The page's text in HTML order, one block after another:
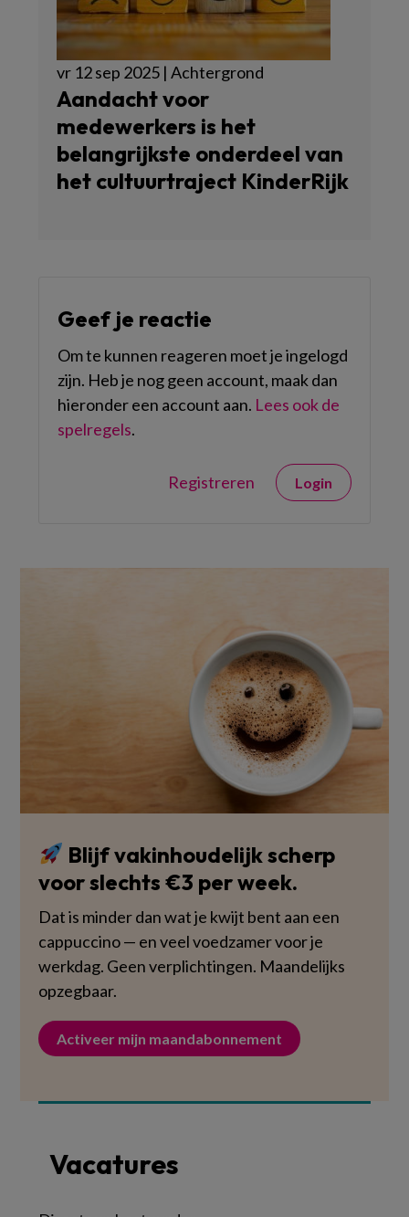
vr 12 sep 2025 | Achtergrond
Aandacht voor
medewerkers is het
belangrijkste onderdeel van
het cultuurtraject KinderRijk
Geef je reactie
Om te kunnen reageren moet je ingelogd
zijn. Heb je nog geen account, maak dan
hieronder een account aan. Lees ook de
spelregels.
Registreren Login
Blijf vakinhoudelijk scherp
voor slechts €3 per week.
Dat is minder dan wat je kwijt bent aan een
cappuccino — en veel voedzamer voor je
werkdag. Geen verplichtingen. Maandelijks
opzegbaar.
Activeer mijn maandabonnement
Vacatures